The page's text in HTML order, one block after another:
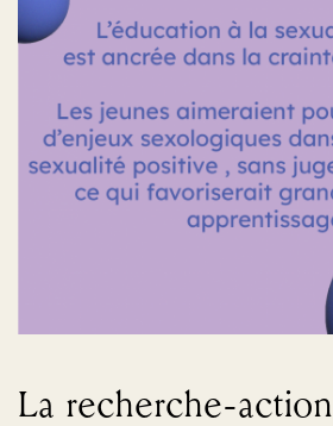
La recherche-action